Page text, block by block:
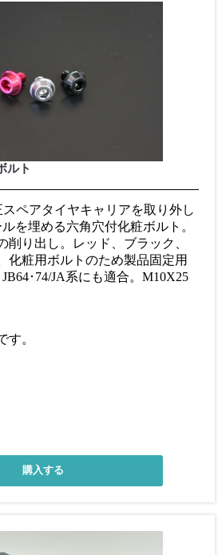
ルト
スペアタイヤキャリアを取り外し
を埋める六角穴付化粧ボルト。
削り出し。レッド、ブラック、
化粧用ボルトのため製品固定用
･74/JA系にも適合。M10X25
す。